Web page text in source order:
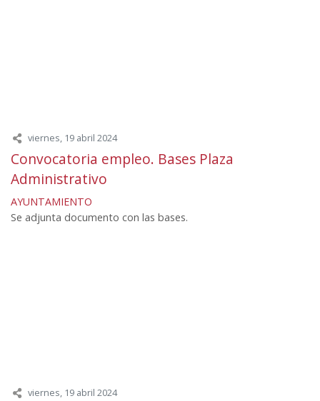
viernes, 19 abril 2024
Convocatoria empleo. Bases Plaza
Administrativo
AYUNTAMIENTO
Se adjunta documento con las bases.
viernes, 19 abril 2024